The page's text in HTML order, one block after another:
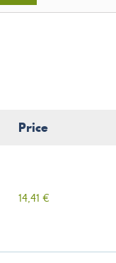
Price
14,41 €